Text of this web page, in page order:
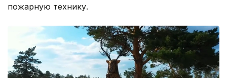
пожарную технику.